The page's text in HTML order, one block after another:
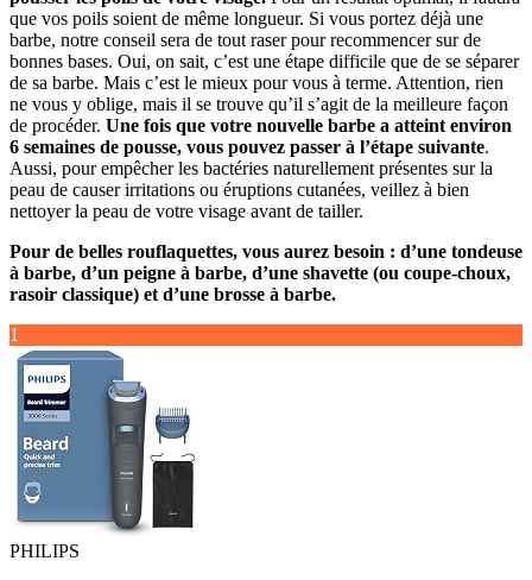
que vos poils soient de même longueur. Si vous portez déjà une
barbe, notre conseil sera de tout raser pour recommencer sur de
bonnes bases. Oui, on sait, c’est une étape difficile que de se séparer
de sa barbe. Mais c’est le mieux pour vous à terme. Attention, rien
ne vous y oblige, mais il se trouve qu’il s’agit de la meilleure façon
de procéder. Une fois que votre nouvelle barbe a atteint environ
6 semaines de pousse, vous pouvez passer à l’étape suivante.
Aussi, pour empêcher les bactéries naturellement présentes sur la
peau de causer irritations ou éruptions cutanées, veillez à bien
nettoyer la peau de votre visage avant de tailler.
Pour de belles rouflaquettes, vous aurez besoin : d’une tondeuse
à barbe, d’un peigne à barbe, d’une shavette (ou coupe-choux,
rasoir classique) et d’une brosse à barbe.
1
PHILIPS